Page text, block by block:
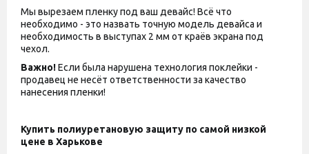
Мы вырезаем пленку под ваш девайс! Всё что
необходимо - это назвать точную модель девайса и
необходимость в выступах 2 мм от краёв экрана под
чехол.
Важно!Если была нарушена технология поклейки -
продавец не несёт ответственности за качество
нанесения пленки!
Купить полиуретановую защиту по самой низкой
цене в Харькове